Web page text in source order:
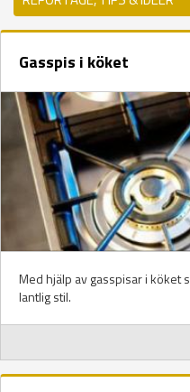
Gasspis i köket
Med hjälp av gasspisar i köket
lantlig stil.